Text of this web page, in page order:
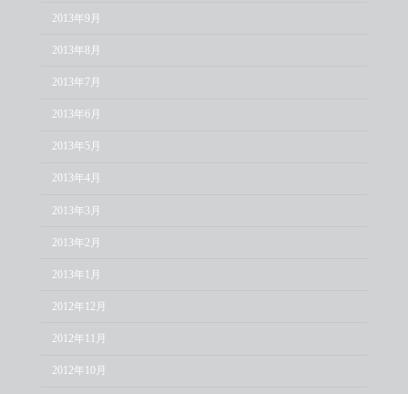
2013年9月
2013年8月
2013年7月
2013年6月
2013年5月
2013年4月
2013年3月
2013年2月
2013年1月
2012年12月
2012年11月
2012年10月